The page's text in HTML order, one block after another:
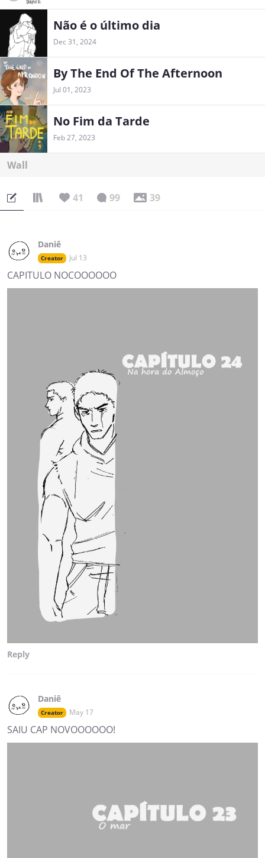
Não é o último dia
Dec 31, 2024
By The End Of The Afternoon
Jul 01, 2023
No Fim da Tarde
Feb 27, 2023
Wall
41 99 39
Daniê
Creator Jul 13
CAPITULO NOCOOOOOO
Reply
Daniê
Creator May 17
SAIU CAP NOVOOOOOO!